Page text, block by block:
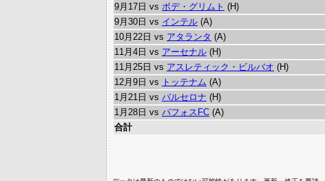
9月17日 vs ボデ・グリムト (H)
9月30日 vs インテル (A)
10月22日 vs アタランタ (A)
11月4日 vs アーセナル (H)
11月25日 vs アスレティック・ビルバオ (H)
12月9日 vs トッテナム (A)
1月21日 vs バルセロナ (H)
1月28日 vs パフォスFC (A)
合計